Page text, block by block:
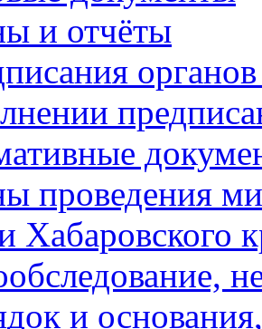
и отчёты
проведения
Хабаровского
и